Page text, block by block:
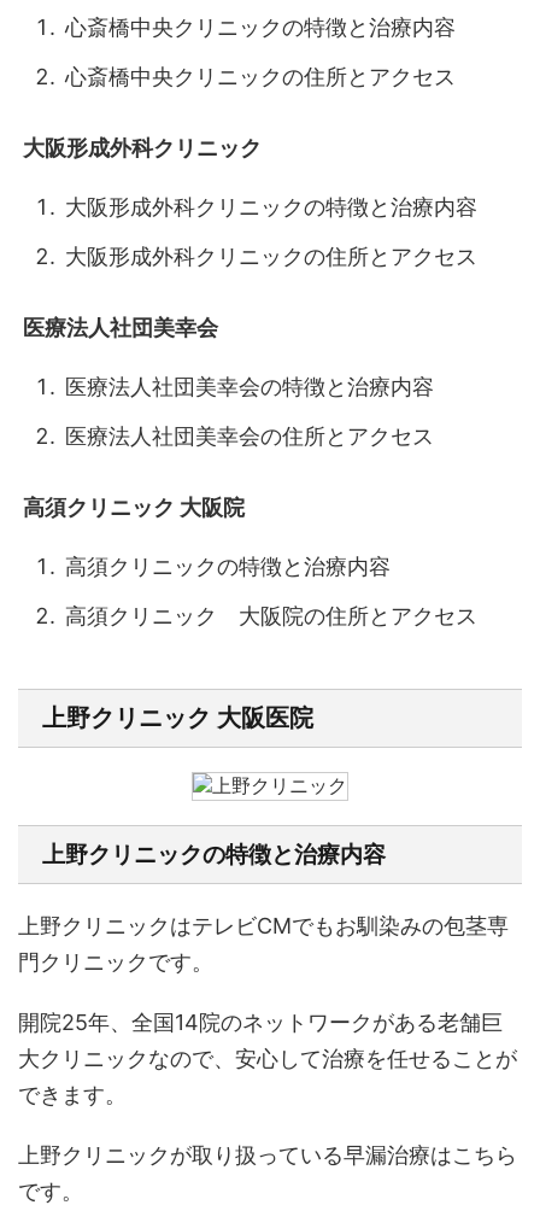
心斎橋中央クリニックの特徴と治療内容
心斎橋中央クリニックの住所とアクセス
大阪形成外科クリニック
大阪形成外科クリニックの特徴と治療内容
大阪形成外科クリニックの住所とアクセス
医療法人社団美幸会
医療法人社団美幸会の特徴と治療内容
医療法人社団美幸会の住所とアクセス
高須クリニック 大阪院
高須クリニックの特徴と治療内容
高須クリニック 大阪院の住所とアクセス
上野クリニック 大阪医院
上野クリニックの特徴と治療内容
上野クリニックはテレビCMでもお馴染みの包茎専
門クリニックです。
開院25年、全国14院のネットワークがある老舗巨
大クリニックなので、安心して治療を任せることが
できます。
上野クリニックが取り扱っている早漏治療はこちら
です。